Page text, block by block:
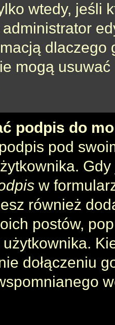
wtedy, jeśli
mogą
podpis do
pod
w
również
postów,
dołączeniu